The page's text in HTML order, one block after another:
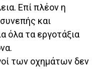
Επί πλέον η
και
όλα τα εργοτάξια
των οχημάτων δεν